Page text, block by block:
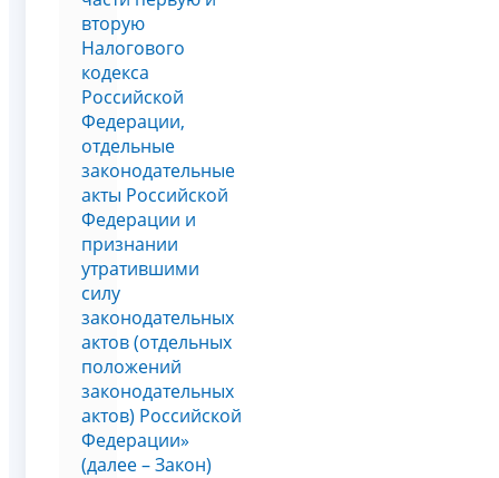
вторую
Налогового
кодекса
Российской
Федерации,
отдельные
законодательные
акты Российской
Федерации и
признании
утратившими
силу
законодательных
актов (отдельных
положений
законодательных
актов) Российской
Федерации»
(далее – Закон)